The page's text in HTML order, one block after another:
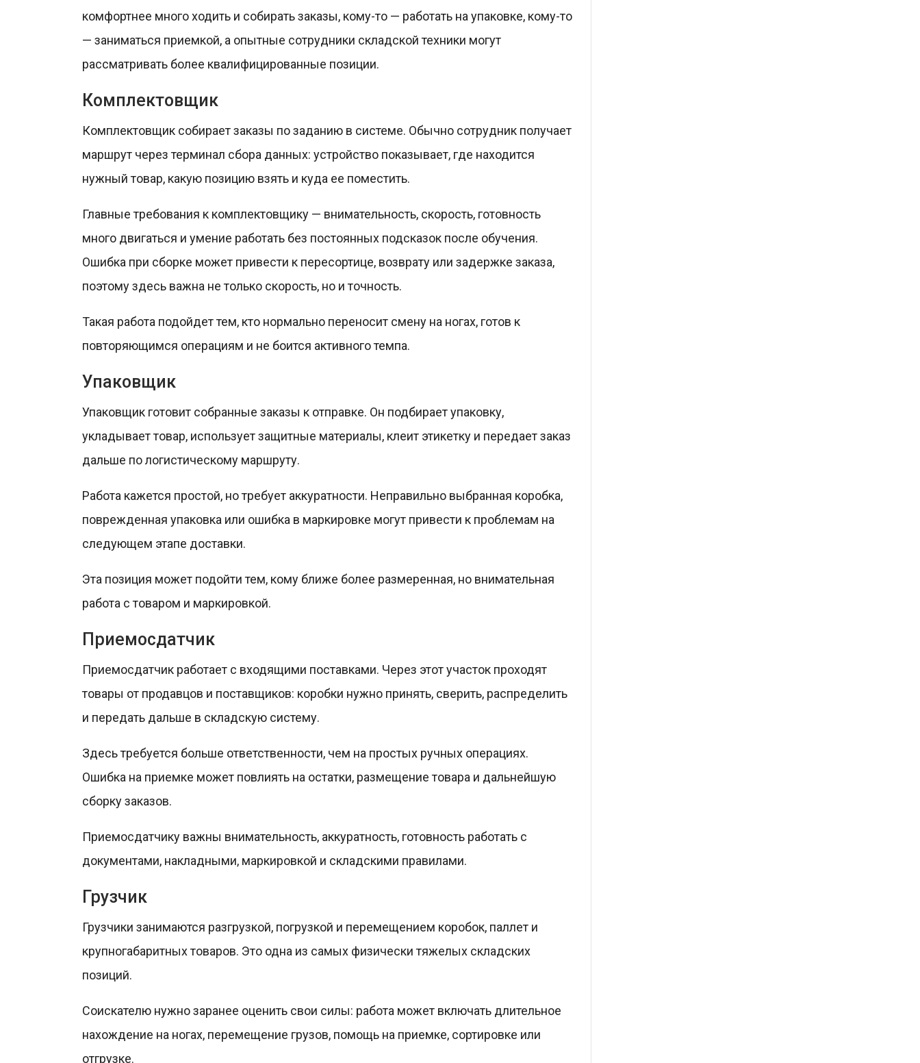
комфортнее много ходить и собирать заказы, кому-то — работать на упаковке, кому-то
— заниматься приемкой, а опытные сотрудники складской техники могут
рассматривать более квалифицированные позиции.
Комплектовщик
Комплектовщик собирает заказы по заданию в системе. Обычно сотрудник получает
маршрут через терминал сбора данных: устройство показывает, где находится
нужный товар, какую позицию взять и куда ее поместить.
Главные требования к комплектовщику — внимательность, скорость, готовность
много двигаться и умение работать без постоянных подсказок после обучения.
Ошибка при сборке может привести к пересортице, возврату или задержке заказа,
поэтому здесь важна не только скорость, но и точность.
Такая работа подойдет тем, кто нормально переносит смену на ногах, готов к
повторяющимся операциям и не боится активного темпа.
Упаковщик
Упаковщик готовит собранные заказы к отправке. Он подбирает упаковку,
укладывает товар, использует защитные материалы, клеит этикетку и передает заказ
дальше по логистическому маршруту.
Работа кажется простой, но требует аккуратности. Неправильно выбранная коробка,
поврежденная упаковка или ошибка в маркировке могут привести к проблемам на
следующем этапе доставки.
Эта позиция может подойти тем, кому ближе более размеренная, но внимательная
работа с товаром и маркировкой.
Приемосдатчик
Приемосдатчик работает с входящими поставками. Через этот участок проходят
товары от продавцов и поставщиков: коробки нужно принять, сверить, распределить
и передать дальше в складскую систему.
Здесь требуется больше ответственности, чем на простых ручных операциях.
Ошибка на приемке может повлиять на остатки, размещение товара и дальнейшую
сборку заказов.
Приемосдатчику важны внимательность, аккуратность, готовность работать с
документами, накладными, маркировкой и складскими правилами.
Грузчик
Грузчики занимаются разгрузкой, погрузкой и перемещением коробок, паллет и
крупногабаритных товаров. Это одна из самых физически тяжелых складских
позиций.
Соискателю нужно заранее оценить свои силы: работа может включать длительное
нахождение на ногах, перемещение грузов, помощь на приемке, сортировке или
отгрузке.